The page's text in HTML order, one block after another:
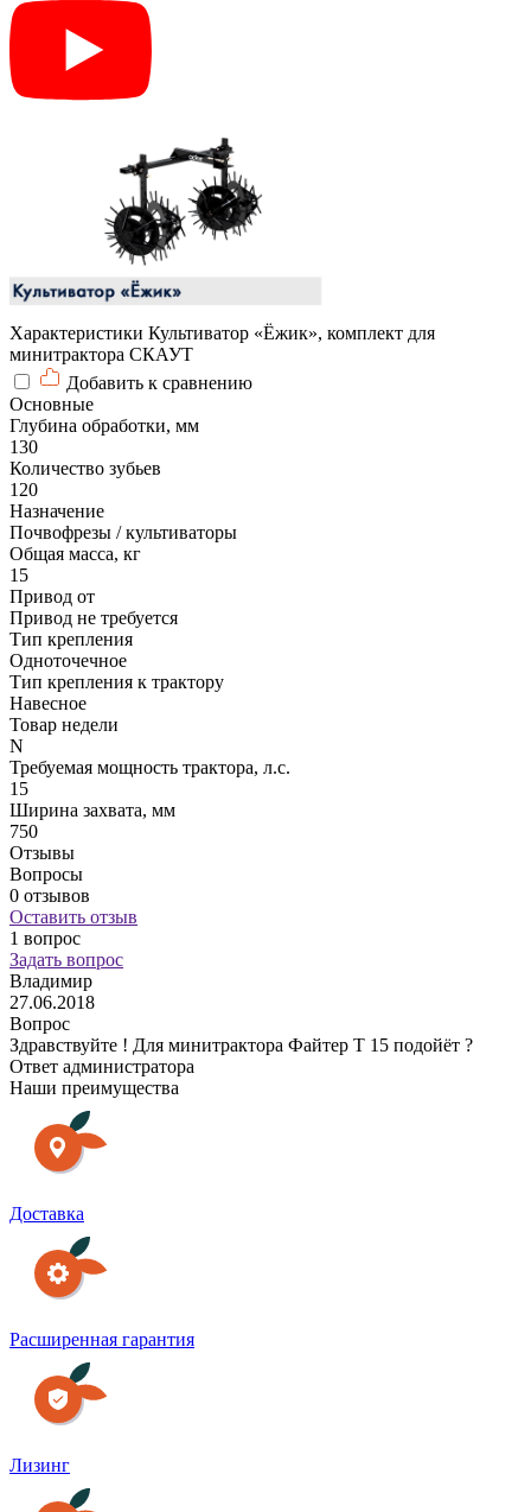
Характеристики Культиватор «Ёжик», комплект для
минитрактора СКАУТ
Добавить к сравнению
Основные
Глубина обработки, мм
130
Количество зубьев
120
Назначение
Почвофрезы / культиваторы
Общая масса, кг
15
Привод от
Привод не требуется
Тип крепления
Одноточечное
Тип крепления к трактору
Навесное
Товар недели
N
Требуемая мощность трактора, л.с.
15
Ширина захвата, мм
750
Отзывы
Вопросы
0 отзывов
Оставить отзыв
1 вопрос
Задать вопрос
Владимир
27.06.2018
Вопрос
Здравствуйте ! Для минитрактора Файтер Т 15 подойёт ?
Ответ администратора
Наши преимущества
Доставка
Расширенная гарантия
Лизинг